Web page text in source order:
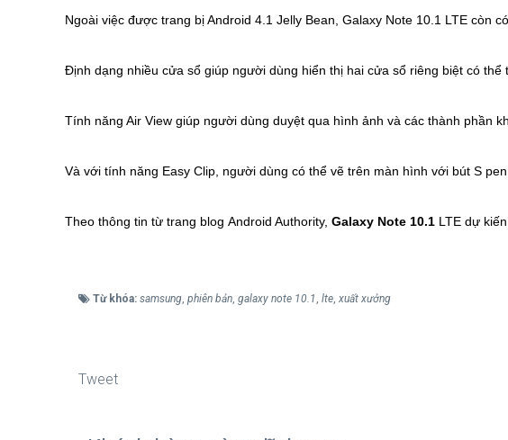
Ngoài việc được trang bị Android 4.1 Jelly Bean, Galaxy Note 10.1 LTE còn
Định dạng nhiều cửa sổ giúp người dùng hiển thị hai cửa sổ riêng biệt có
Tính năng Air View giúp người dùng duyệt qua hình ảnh và các thành phần
Và với tính năng Easy Clip, người dùng có thể vẽ trên màn hình với bút S
Theo thông tin từ trang blog Android Authority, Galaxy Note 10.1 LTE dự
Từ khóa: samsung, phiên bản, galaxy note 10.1 , lte, xuất xưởng
Tweet